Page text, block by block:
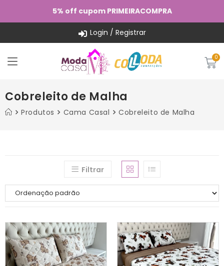
5% off cupom PRIMEIRACOMPRA
Login / Registrar
Cobreleito de Malha
Produtos Cama Casal Cobreleito de Malha
Filtrar